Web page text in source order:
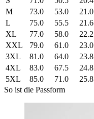
M
73.0 53.0
21.0
L
75.0 55.5
21.6
XL
77.0 58.0
22.2
XXL
79.0 61.0
23.0
3XL
81.0 64.0
23.8
4XL
83.0 67.5
24.8
5XL
85.0 71.0
25.8
So ist die Passform